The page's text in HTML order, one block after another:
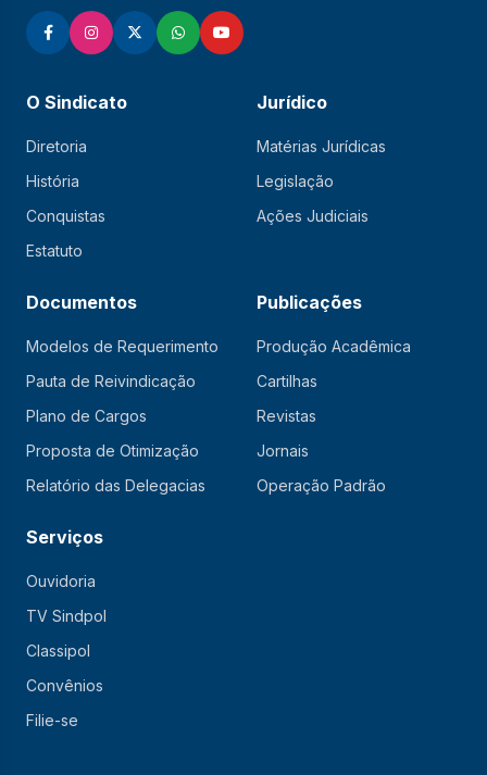
O Sindicato
Diretoria
História
Conquistas
Estatuto
Jurídico
Matérias Jurídicas
Legislação
Ações Judiciais
Documentos
Modelos de Requerimento
Pauta de Reivindicação
Plano de Cargos
Proposta de Otimização
Relatório das Delegacias
Publicações
Produção Acadêmica
Cartilhas
Revistas
Jornais
Operação Padrão
Serviços
Ouvidoria
TV Sindpol
Classipol
Convênios
Filie-se